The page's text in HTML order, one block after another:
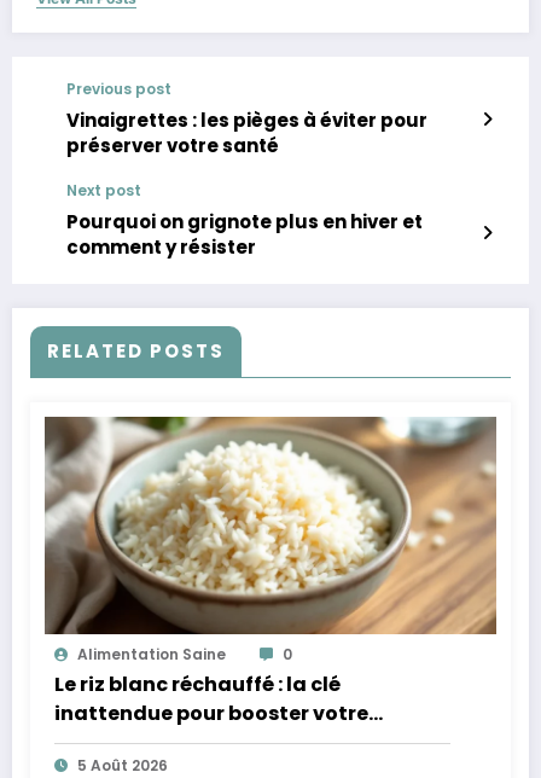
Previous post
Vinaigrettes : les pièges à éviter pour
préserver votre santé
Next post
Pourquoi on grignote plus en hiver et
comment y résister
RELATED POSTS
Alimentation Saine 0
Le riz blanc réchauffé : la clé
inattendue pour booster votre
microbiote
5 Août 2026